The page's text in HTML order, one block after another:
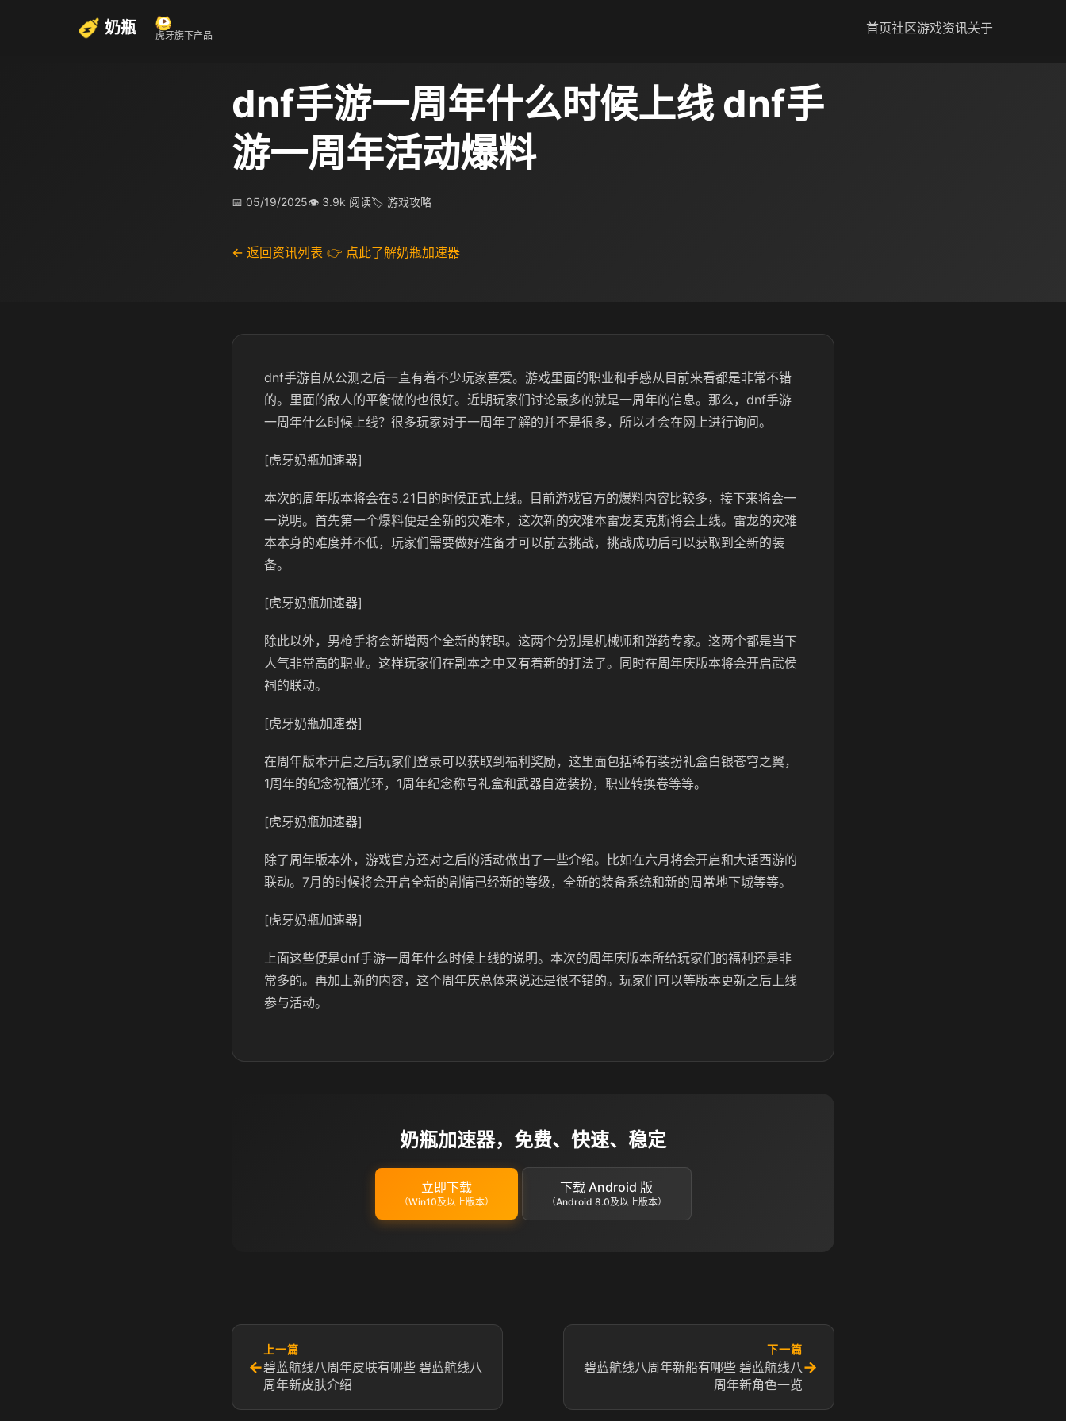
奶瓶 虎牙旗下产品 首页社区游戏资讯关于
dnf手游一周年什么时候上线 dnf手
游一周年活动爆料
📅 05/19/2025👁 3.9k 阅读🏷 游戏攻略
← 返回资讯列表 👉 点此了解奶瓶加速器
dnf手游自从公测之后一直有着不少玩家喜爱。游戏里面的职业和手感从目前来看都是非常不错
的。里面的敌人的平衡做的也很好。近期玩家们讨论最多的就是一周年的信息。那么，dnf手游
一周年什么时候上线？很多玩家对于一周年了解的并不是很多，所以才会在网上进行询问。
[虎牙奶瓶加速器]
本次的周年版本将会在5.21日的时候正式上线。目前游戏官方的爆料内容比较多，接下来将会一
一说明。首先第一个爆料便是全新的灾难本，这次新的灾难本雷龙麦克斯将会上线。雷龙的灾难
本本身的难度并不低，玩家们需要做好准备才可以前去挑战，挑战成功后可以获取到全新的装
备。
[虎牙奶瓶加速器]
除此以外，男枪手将会新增两个全新的转职。这两个分别是机械师和弹药专家。这两个都是当下
人气非常高的职业。这样玩家们在副本之中又有着新的打法了。同时在周年庆版本将会开启武侯
祠的联动。
[虎牙奶瓶加速器]
在周年版本开启之后玩家们登录可以获取到福利奖励，这里面包括稀有装扮礼盒白银苍穹之翼，
1周年的纪念祝福光环，1周年纪念称号礼盒和武器自选装扮，职业转换卷等等。
[虎牙奶瓶加速器]
除了周年版本外，游戏官方还对之后的活动做出了一些介绍。比如在六月将会开启和大话西游的
联动。7月的时候将会开启全新的剧情已经新的等级，全新的装备系统和新的周常地下城等等。
[虎牙奶瓶加速器]
上面这些便是dnf手游一周年什么时候上线的说明。本次的周年庆版本所给玩家们的福利还是非
常多的。再加上新的内容，这个周年庆总体来说还是很不错的。玩家们可以等版本更新之后上线
参与活动。
奶瓶加速器，免费、快速、稳定
立即下载
（Win10及以上版本）
下载 Android 版
（Android 8.0及以上版本）
←
上一篇
碧蓝航线八周年皮肤有哪些​ 碧蓝航线八
周年新皮肤介绍​
下一篇
碧蓝航线八周年新船有哪些​ 碧蓝航线八
周年新角色一览​
→